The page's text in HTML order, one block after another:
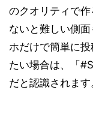
のクオリティで
ないと難しい側
ホだけで簡単に
たい場合は、「
だと認識されます